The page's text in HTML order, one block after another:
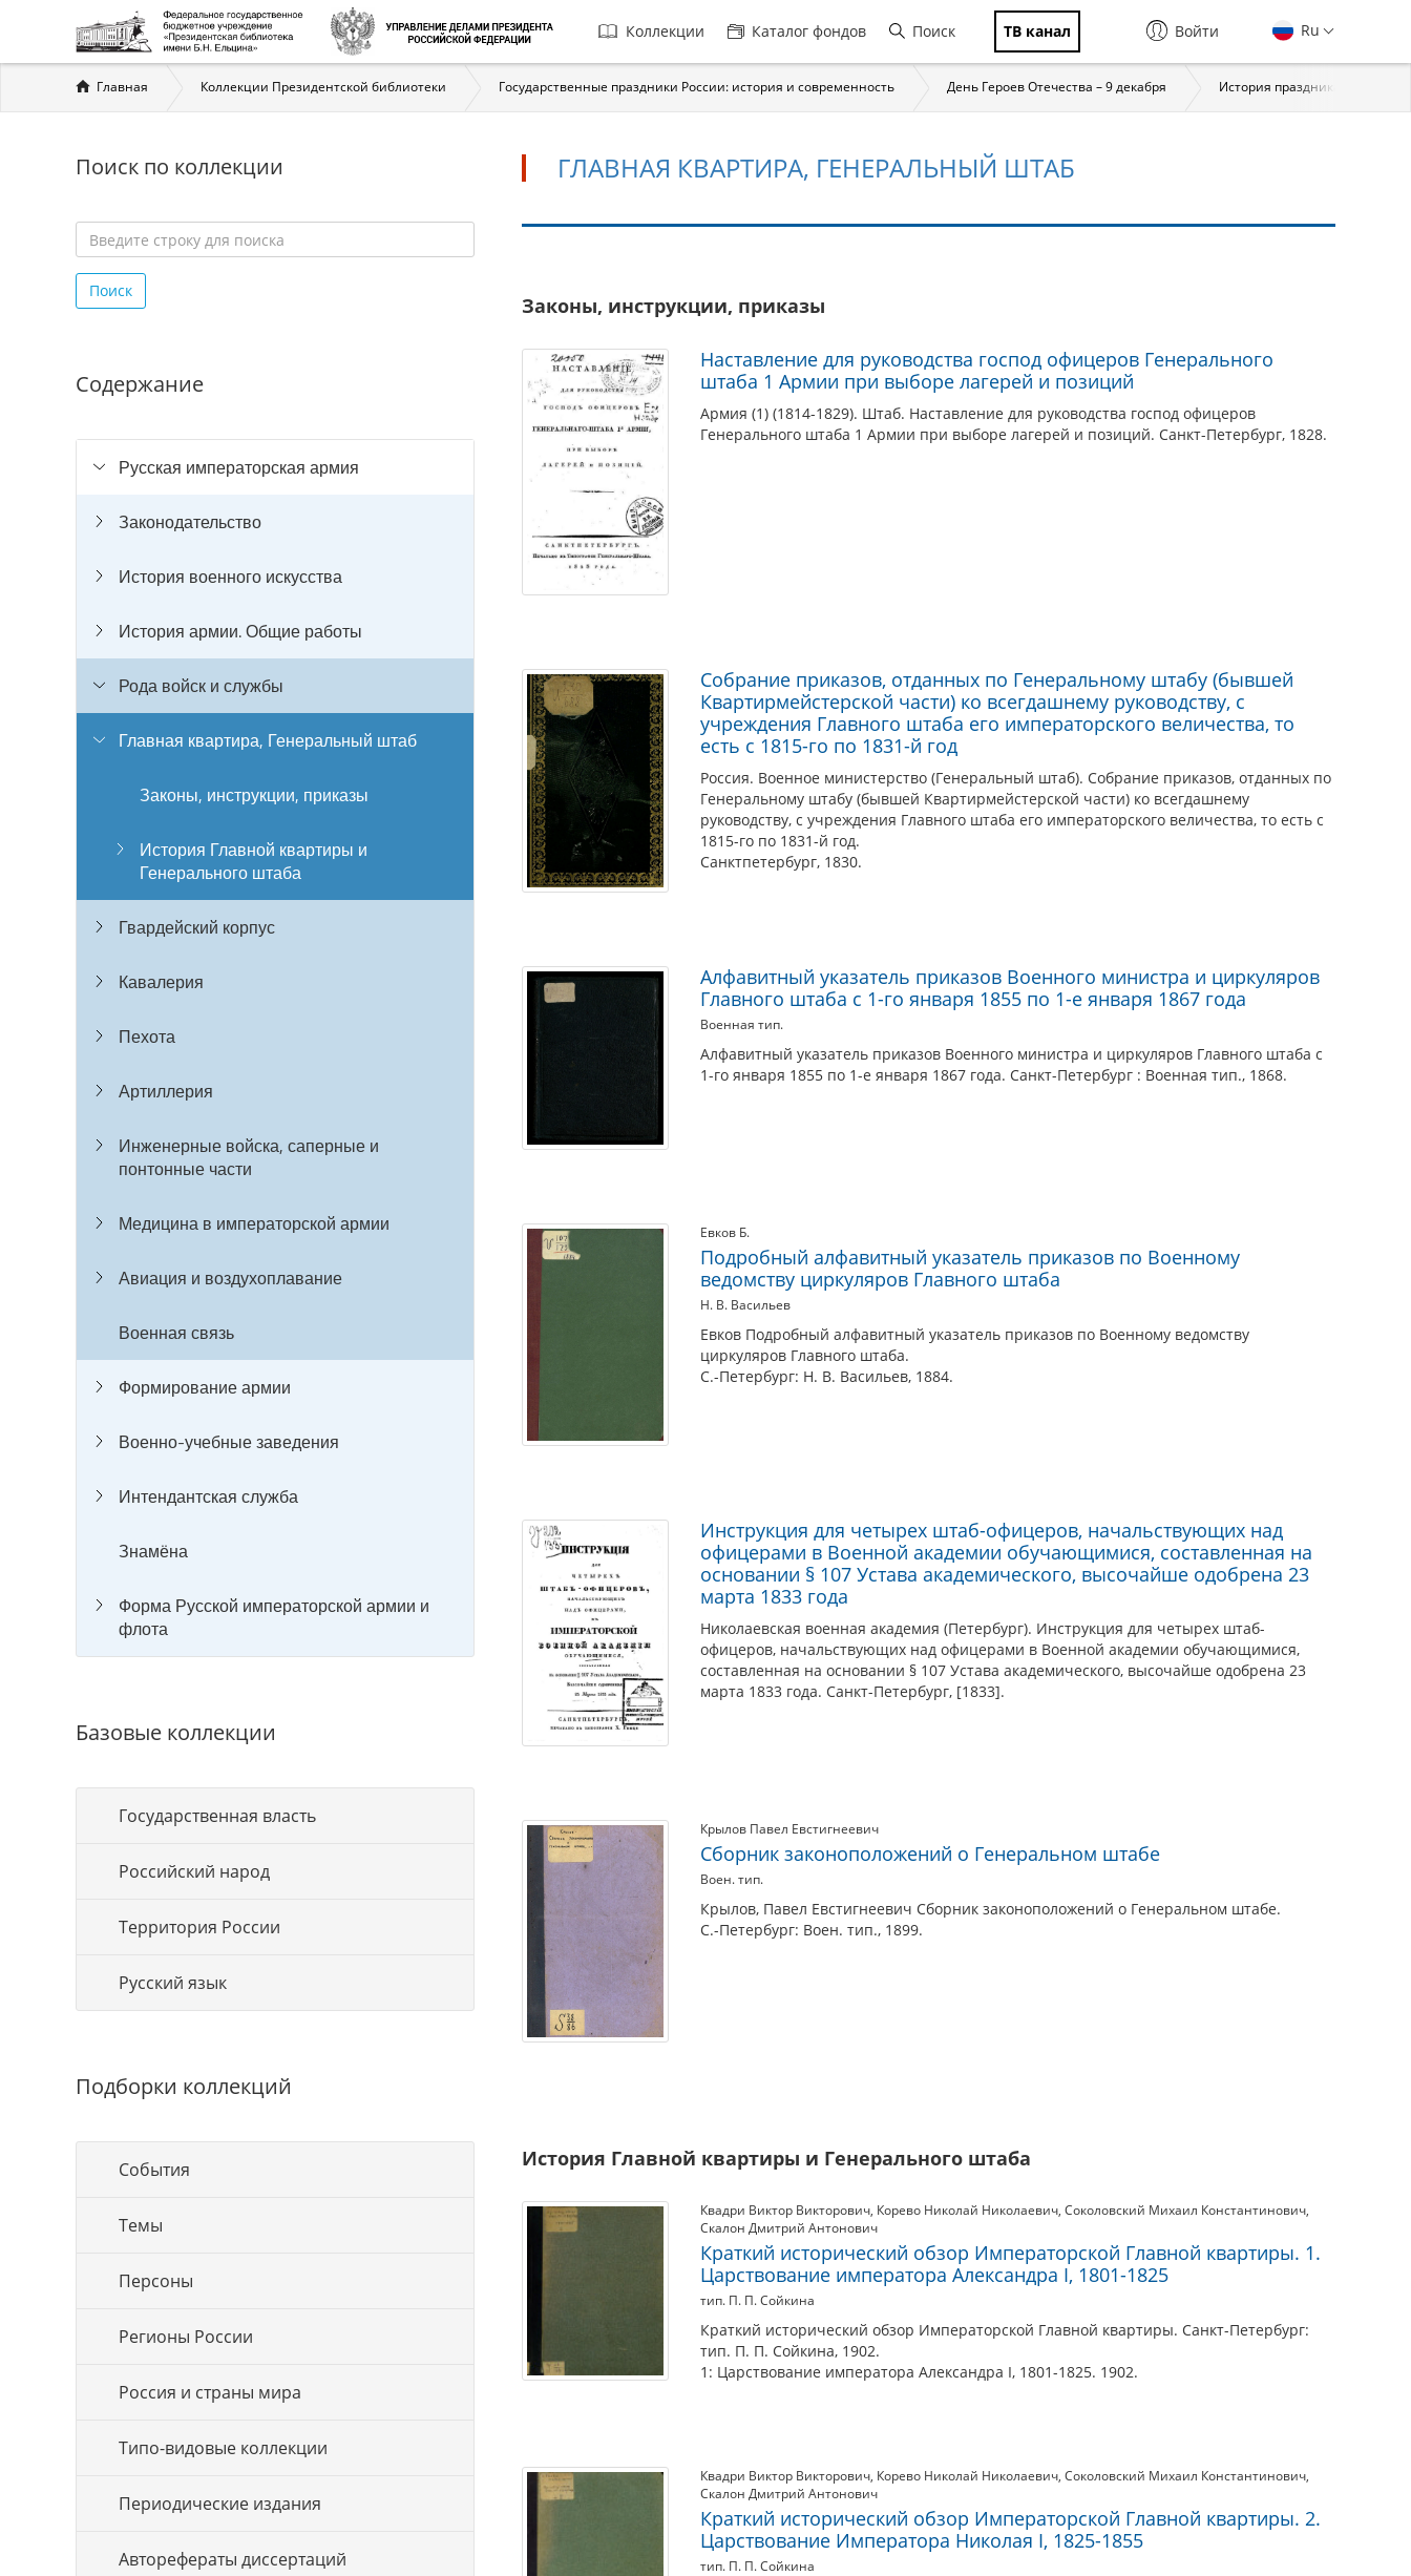
Главная
навигация
Коллекции Каталог фондов Поиск ТВ канал Ru
Войти
Вы
здесь
Главная Коллекции Президентской библиотеки Государственные праздники России: история и современность День Героев Отечества – 9 декабря История праздника
Поиск по коллекции
строку
для
Поиск
Содержание
Русская императорская армия
Законодательство
История военного искусства
История армии. Общие работы
Рода войск и службы
Главная квартира, Генеральный штаб
Законы, инструкции, приказы
История Главной квартиры и
Генерального штаба
Гвардейский корпус
Кавалерия
Пехота
Артиллерия
Инженерные войска, саперные и
понтонные части
Медицина в императорской армии
Авиация и воздухоплавание
Военная связь
Формирование армии
Военно-учебные заведения
Интендантская служба
Знамёна
Форма Русской императорской армии и
флота
Базовые коллекции
Государственная власть
Российский народ
Территория России
Русский язык
Подборки коллекций
События
Темы
Персоны
Регионы России
Россия и страны мира
Типо-видовые коллекции
Периодические издания
Авторефераты диссертаций
ГЛАВНАЯ КВАРТИРА, ГЕНЕРАЛЬНЫЙ ШТАБ
квартира,
Генеральный
штаб
Законы, инструкции, приказы
Наставление для руководства господ офицеров Генерального
штаба 1 Армии при выборе лагерей и позиций
Армия (1) (1814-1829). Штаб. Наставление для руководства господ офицеров
Генерального штаба 1 Армии при выборе лагерей и позиций. Санкт-Петербург, 1828.
Собрание приказов, отданных по Генеральному штабу (бывшей
Квартирмейстерской части) ко всегдашнему руководству, с
учреждения Главного штаба его императорского величества, то
есть с 1815-го по 1831-й год
Россия. Военное министерство (Генеральный штаб). Собрание приказов, отданных по
Генеральному штабу (бывшей Квартирмейстерской части) ко всегдашнему
руководству, с учреждения Главного штаба его императорского величества, то есть с
1815-го по 1831-й год.
Санктпетербург, 1830.
Алфавитный указатель приказов Военного министра и циркуляров
Главного штаба с 1-го января 1855 по 1-е января 1867 года
Военная тип.
Алфавитный указатель приказов Военного министра и циркуляров Главного штаба с
1-го января 1855 по 1-е января 1867 года. Санкт-Петербург : Военная тип., 1868.
Евков Б.
Подробный алфавитный указатель приказов по Военному
ведомству циркуляров Главного штаба
Н. В. Васильев
Евков Подробный алфавитный указатель приказов по Военному ведомству
циркуляров Главного штаба.
С.-Петербург: Н. В. Васильев, 1884.
Инструкция для четырех штаб-офицеров, начальствующих над
офицерами в Военной академии обучающимися, составленная на
основании § 107 Устава академического, высочайше одобрена 23
марта 1833 года
Николаевская военная академия (Петербург). Инструкция для четырех штаб-
офицеров, начальствующих над офицерами в Военной академии обучающимися,
составленная на основании § 107 Устава академического, высочайше одобрена 23
марта 1833 года. Санкт-Петербург, [1833].
Крылов Павел Евстигнеевич
Сборник законоположений о Генеральном штабе
Воен. тип.
Крылов, Павел Евстигнеевич Сборник законоположений о Генеральном штабе.
С.-Петербург: Воен. тип., 1899.
История Главной квартиры и Генерального штаба
Квадри Виктор Викторович, Корево Николай Николаевич, Соколовский Михаил Константинович,
Скалон Дмитрий Антонович
Краткий исторический обзор Императорской Главной квартиры. 1.
Царствование императора Александра I, 1801-1825
тип. П. П. Сойкина
Краткий исторический обзор Императорской Главной квартиры. Санкт-Петербург:
тип. П. П. Сойкина, 1902.
1: Царствование императора Александра I, 1801-1825. 1902.
Квадри Виктор Викторович, Корево Николай Николаевич, Соколовский Михаил Константинович,
Скалон Дмитрий Антонович
Краткий исторический обзор Императорской Главной квартиры. 2.
Царствование Императора Николая I, 1825-1855
тип. П. П. Сойкина